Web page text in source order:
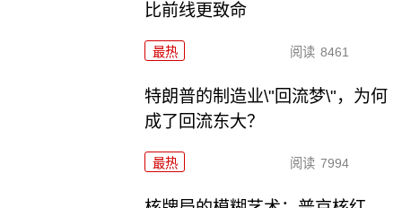
比前线更致命
最热 阅读 8461
特朗普的制造业\"回流梦\"，为何
成了回流东大？
最热 阅读 7994